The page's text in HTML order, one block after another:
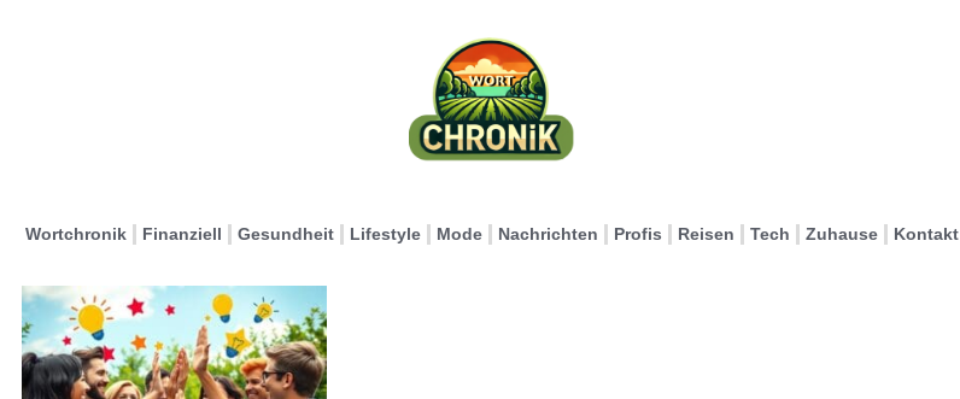
Wortchronik Finanziell Gesundheit Lifestyle Mode Nachrichten Profis Reisen Tech Zuhause Kontakt